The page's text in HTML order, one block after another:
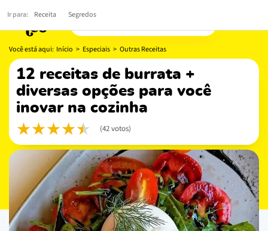
Você está aqui: Início > Especiais > Outras Receitas
12 receitas de burrata +
diversas opções para você
inovar na cozinha
(42 votos)
Ir para: Receita Segredos